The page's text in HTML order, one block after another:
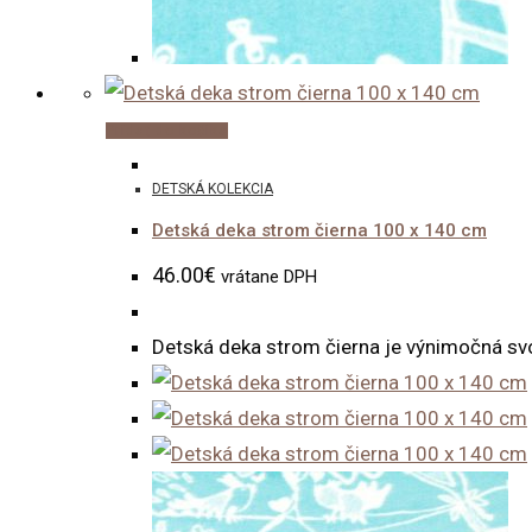
DETSKÁ KOLEKCIA
Detská deka strom čierna 100 x 140 cm
46.00€ vrátane DPH
Detská deka strom čierna je výnimočná